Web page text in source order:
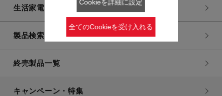
生活家電
製品検索一覧
終売製品一覧
キャンペーン・特集
Cookieを詳細に設定
全てのCookieを受け入れる